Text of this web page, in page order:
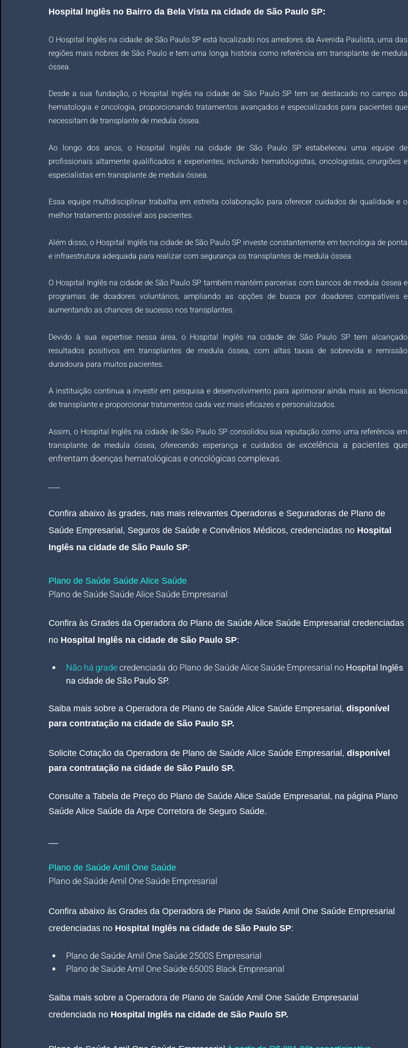
Hospital Inglês no Bairro da Bela Vista na cidade de São Paulo SP:
O Hospital Inglês na cidade de São Paulo SP está localizado nos arredores da Avenida Paulista, uma das
regiões mais nobres de São Paulo e tem uma longa história como referência em transplante de medula
óssea.
Desde a sua fundação, o Hospital Inglês na cidade de São Paulo SP tem se destacado no campo da
hematologia e oncologia, proporcionando tratamentos avançados e especializados para pacientes que
necessitam de transplante de medula óssea.
Ao longo dos anos, o Hospital Inglês na cidade de São Paulo SP estabeleceu uma equipe de
profissionais altamente qualificados e experientes, incluindo hematologistas, oncologistas, cirurgiões e
especialistas em transplante de medula óssea.
Essa equipe multidisciplinar trabalha em estreita colaboração para oferecer cuidados de qualidade e o
melhor tratamento possível aos pacientes.
Além disso, o Hospital Inglês na cidade de São Paulo SP investe constantemente em tecnologia de ponta
e infraestrutura adequada para realizar com segurança os transplantes de medula óssea.
O Hospital Inglês na cidade de São Paulo SP também mantém parcerias com bancos de medula óssea e
programas de doadores voluntários, ampliando as opções de busca por doadores compatíveis e
aumentando as chances de sucesso nos transplantes.
Devido à sua expertise nessa área, o Hospital Inglês na cidade de São Paulo SP tem alcançado
resultados positivos em transplantes de medula óssea, com altas taxas de sobrevida e remissão
duradoura para muitos pacientes.
A instituição continua a investir em pesquisa e desenvolvimento para aprimorar ainda mais as técnicas
de transplante e proporcionar tratamentos cada vez mais eficazes e personalizados.
Assim, o Hospital Inglês na cidade de São Paulo SP consolidou sua reputação como uma referência em
transplante de medula óssea, oferecendo esperança e cuidados de excelência a pacientes que
enfrentam doenças hematológicas e oncológicas complexas.
___
Confira abaixo às grades, nas mais relevantes Operadoras e Seguradoras de Plano de
Saúde Empresarial, Seguros de Saúde e Convênios Médicos, credenciadas no Hospital
Inglês na cidade de São Paulo SP:
Plano de Saúde Saúde Alice Saúde
Plano de Saúde Saúde Alice SaúdeEmpresarial
Confira às Grades da Operadora do Plano de Saúde Alice Saúde Empresarial credenciadas
no Hospital Inglês na cidade de São Paulo SP:
Não há grade credenciada do Plano de Saúde Alice Saúde Empresarial no Hospital Inglês
na cidade de São Paulo SP.
Saiba mais sobre a Operadora de Plano de Saúde Alice Saúde Empresarial, disponível
para contratação na cidade de São Paulo SP.
Solicite Cotação da Operadora de Plano de Saúde Alice Saúde Empresarial, disponível
para contratação na cidade de São Paulo SP.
Consulte a Tabela de Preço do Plano de Saúde Alice Saúde Empresarial, na página Plano
Saúde Alice Saúde da Arpe Corretora de Seguro Saúde.
Plano de Saúde Amil One Saúde
Plano de Saúde Amil One Saúde Empresarial
Confira abaixo às Grades da Operadora de Plano de Saúde Amil One Saúde Empresarial
credenciadas no Hospital Inglês na cidade de São Paulo SP:
Plano de Saúde Amil One Saúde 2500S Empresarial
Plano de Saúde Amil One Saúde 6500S Black Empresarial
Saiba mais sobre a Operadora de Plano de Saúde Amil One Saúde Empresarial
credenciada no Hospital Inglês na cidade de São Paulo SP.